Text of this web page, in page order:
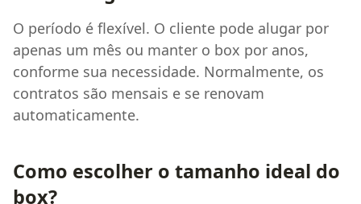
O período é flexível. O cliente pode alugar por
apenas um mês ou manter o box por anos,
conforme sua necessidade. Normalmente, os
contratos são mensais e se renovam
automaticamente.
Como escolher o tamanho ideal do
box?